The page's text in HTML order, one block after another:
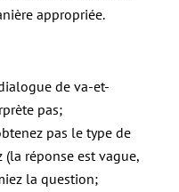
appropriée.
de va-et-
pas;
pas le type de
réponse est vague,
la question;